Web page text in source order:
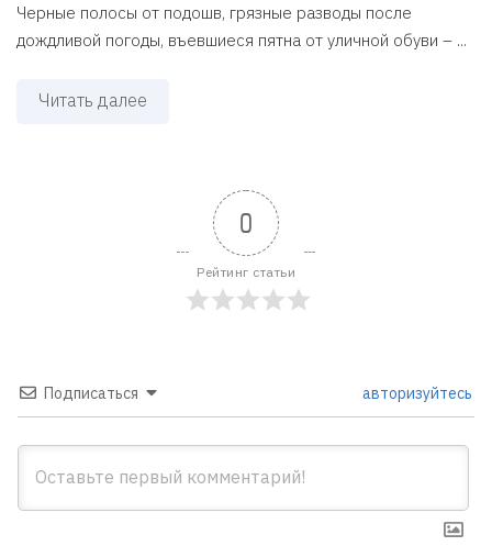
Черные полосы от подошв, грязные разводы после
дождливой погоды, въевшиеся пятна от уличной обуви – ...
Читать далее
0
Рейтинг статьи
Подписаться авторизуйтесь